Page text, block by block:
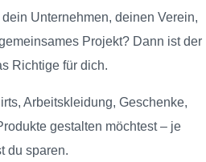
Unternehmen, deinen Verein,
Projekt? Dann ist der
Richtige für dich.
Arbeitskleidung, Geschenke,
gestalten möchtest – je
du sparen.